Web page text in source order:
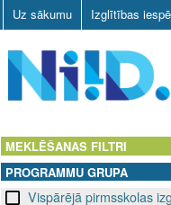
Uz sākumu Izglītības
MEKLĒŠANAS FILTRI
PROGRAMMU GRUPA
Vispārējā pirmsskolas